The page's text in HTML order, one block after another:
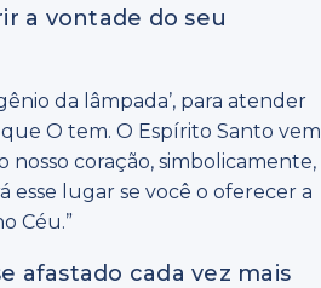
a vontade do seu
da lâmpada’, para atender
O tem. O Espírito Santo vem
nosso coração, simbolicamente,
lugar se você o oferecer a
Céu.”
afastado cada vez mais